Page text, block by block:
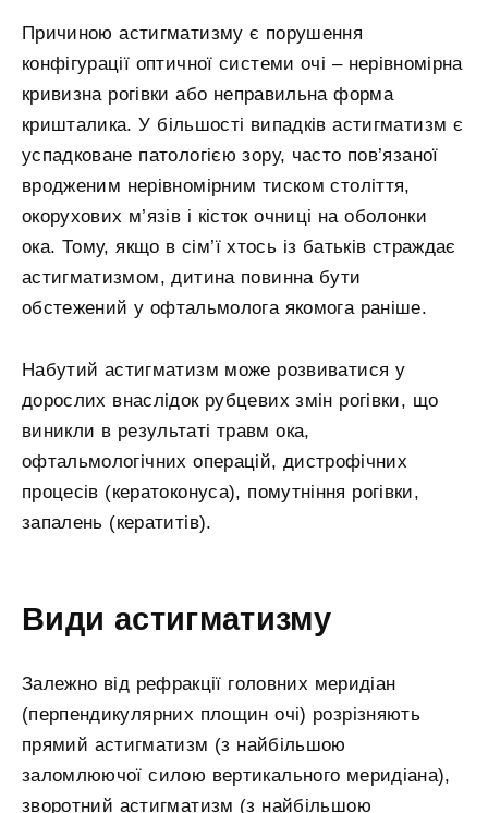
Причиною астигматизму є порушення
конфігурації оптичної системи очі – нерівномірна
кривизна рогівки або неправильна форма
кришталика. У більшості випадків астигматизм є
успадковане патологією зору, часто пов’язаної
вродженим нерівномірним тиском століття,
окорухових м’язів і кісток очниці на оболонки
ока. Тому, якщо в сім’ї хтось із батьків страждає
астигматизмом, дитина повинна бути
обстежений у офтальмолога якомога раніше.
Набутий астигматизм може розвиватися у
дорослих внаслідок рубцевих змін рогівки, що
виникли в результаті травм ока,
офтальмологічних операцій, дистрофічних
процесів (кератоконуса), помутніння рогівки,
запалень (кератитів).
Види астигматизму
Залежно від рефракції головних меридіан
(перпендикулярних площин очі) розрізняють
прямий астигматизм (з найбільшою
заломлюючої силою вертикального меридіана),
зворотний астигматизм (з найбільшою